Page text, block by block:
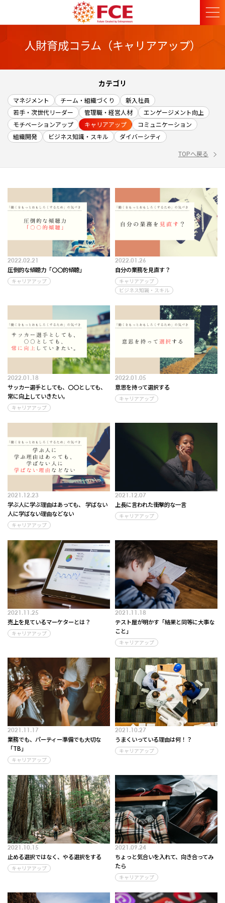
人財育成コラム（キャリアアップ）
カテゴリ
マネジメント チーム・組織づくり
新入社員
若手・次世代リーダー
管理職・経営人材
エンゲージメント向上
モチベーションアップ
キャリアアップ
コミュニケーション
組織開発
ビジネス知識・スキル
ダイバーシティ
TOPへ戻る
2022.02.21
圧倒的な傾聴力「〇〇的傾聴」
キャリアアップ
2022.01.26
自分の業務を見直す？
キャリアアップ
ビジネス知識・スキル
2022.01.18
サッカー選手としても、〇〇としても、
常に向上していきたい。
キャリアアップ
2022.01.05
意思を持って選択する
キャリアアップ
2021.12.23
学ぶ人に学ぶ理由はあっても、 学ばない
人に学ばない理由などない
キャリアアップ
2021.12.07
上長に言われた衝撃的な一言
キャリアアップ
2021.11.25
売上を見ているマーケターとは？
キャリアアップ
2021.11.18
テスト屋が明かす「結果と同等に大事な
こと」
キャリアアップ
2021.11.17
業務でも、パーティー準備でも大切な
「TB」
キャリアアップ
2021.10.27
うまくいっている理由は何！？
キャリアアップ
2021.10.15
止める選択ではなく、やる選択をする
キャリアアップ
2021.09.24
ちょっと気合いを入れて、向き合ってみ
たら
キャリアアップ